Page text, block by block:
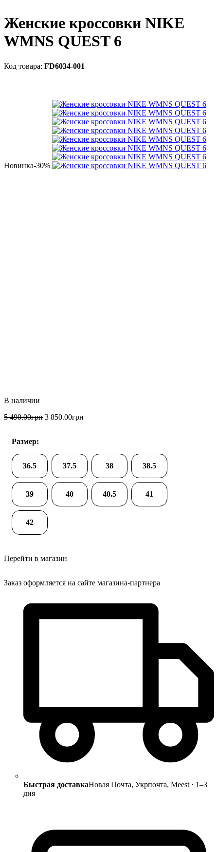
Женские кроссовки NIKE
WMNS QUEST 6
FD6034-001
Новинка-30%
5 490.00грн 3 850.00грн
Размер:
36.5 37.5 38 38.5
39 40 40.5 41
42
Перейти в магазин
Заказ оформляется на сайте магазина-партнера
Быстрая доставкаНовая Почта, Укрпочта, Meest · 1–3
дня